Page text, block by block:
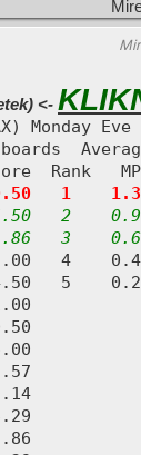
<-
Monday
Rank
1    1.30
2    0.91
3